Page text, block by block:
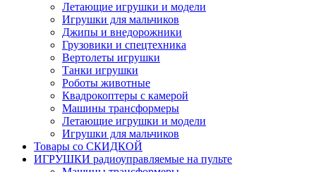
Летающие игрушки и модели
Игрушки для мальчиков
Джипы и внедорожники
Грузовики и спецтехника
Вертолеты игрушки
Танки игрушки
Роботы животные
Квадрокоптеры с камерой
Машины трансформеры
Летающие игрушки и модели
Игрушки для мальчиков
Товары со СКИДКОЙ
ИГРУШКИ радиоуправляемые на пульте